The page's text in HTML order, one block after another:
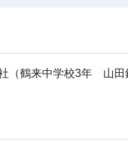
（鶴来中学校3年 山田